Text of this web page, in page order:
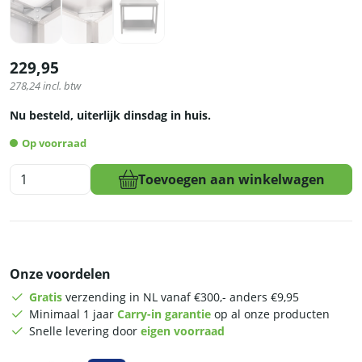
229,95
278,24incl. btw
Nu besteld, uiterlijk dinsdag in huis.
Op voorraad
HCB
Pro-
onderschap
100
Toevoegen aan winkelwagen
Onze voordelen
Gratis verzending in NL vanaf €300,- anders €9,95
Minimaal 1 jaar Carry-in garantie op al onze producten
Snelle levering door eigen voorraad